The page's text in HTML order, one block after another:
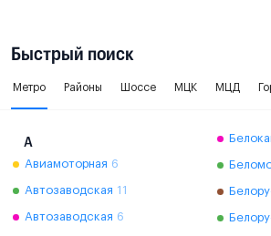
Быстрый поиск
Метро Районы Шоссе МЦК МЦД
А
Авиамоторная 6
Автозаводская 11
Автозаводская 6